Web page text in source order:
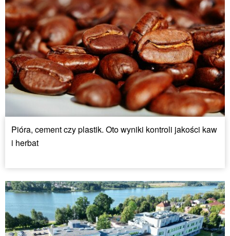
Pióra, cement czy plastik. Oto wyniki kontroli jakości kaw
i herbat